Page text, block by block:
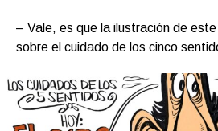
– Vale, es que la ilustración de
sobre el cuidado de los cinco